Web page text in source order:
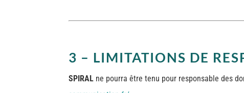
3 – LIMITATIONS DE
SPIRAL ne pourra être tenu pour responsable des